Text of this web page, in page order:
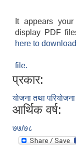
It appears
display PDF
here to
file.
प्रकार:
योजना तथा परियोजना
आर्थिक वर्ष:
७७/७८